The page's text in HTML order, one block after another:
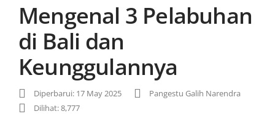
Mengenal 3 Pelabuhan
di Bali dan
Keunggulannya
Diperbarui: 17 May 2025
Pangestu Galih Narendra
Dilihat: 8,777